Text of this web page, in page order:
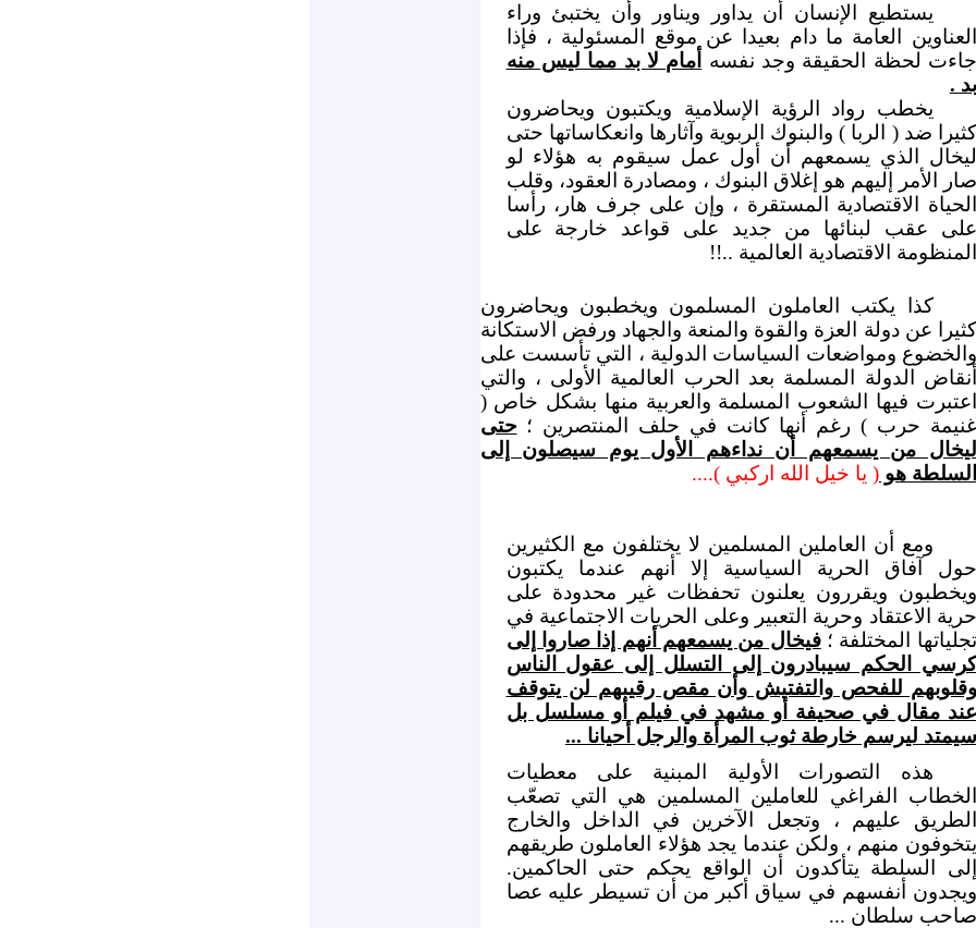
يستطيع الإنسان أن يداور ويناور وأن يختبئ وراء
العناوين العامة ما دام بعيدا عن موقع المسئولية ، فإذا
جاءت لحظة الحقيقة وجد نفسه
أمام لا بد مما ليس منه
بد .
يخطب رواد الرؤية الإسلامية ويكتبون ويحاضرون
كثيرا ضد ( الربا ) والبنوك الربوية وآثارها وانعكاساتها حتى
ليخال الذي يسمعهم أن أول عمل سيقوم به هؤلاء لو
صار الأمر إليهم هو إغلاق البنوك ، ومصادرة العقود، وقلب
الحياة الاقتصادية المستقرة ، وإن على جرف هار، رأسا
على عقب لبنائها من جديد على قواعد خارجة على
المنظومة الاقتصادية العالمية ..!!
كذا يكتب العاملون المسلمون ويخطبون ويحاضرون
كثيرا عن دولة العزة والقوة والمنعة والجهاد ورفض الاستكانة
والخضوع ومواضعات السياسات الدولية ، التي تأسست على
أنقاض الدولة المسلمة بعد الحرب العالمية الأولى ، والتي
اعتبرت فيها الشعوب المسلمة والعربية منها بشكل خاص (
غنيمة حرب ) رغم أنها كانت في حلف المنتصرين ؛حتى
ليخال من يسمعهم أن نداءهم الأول يوم سيصلون إلى
السلطة هو( يا خيل الله اركبي )....
ومع أن العاملين المسلمين لا يختلفون مع الكثيرين
حول آفاق الحرية السياسية إلا أنهم عندما يكتبون
ويخطبون ويقررون يعلنون تحفظات غير محدودة على
حرية الاعتقاد وحرية التعبير وعلى الحريات الاجتماعية في
تجلياتها المختلفة ؛فيخال من يسمعهم أنهم إذا صاروا إلى
كرسي الحكم سيبادرون إلى التسلل إلى عقول الناس
وقلوبهم للفحص والتفتيش وأن مقص رقيبهم لن يتوقف
عند مقال في صحيفة أو مشهد في فيلم أو مسلسل بل
سيمتد ليرسم خارطة ثوب المرأة والرجل أحيانا ...
هذه التصورات الأولية المبنية على معطيات
الخطاب الفراغي للعاملين المسلمين هي التي تصعّب
الطريق عليهم ، وتجعل الآخرين في الداخل والخارج
يتخوفون منهم ، ولكن عندما يجد هؤلاء العاملون طريقهم
إلى السلطة يتأكدون أن الواقع يحكم حتى الحاكمين.
ويجدون أنفسهم في سياق أكبر من أن تسيطر عليه عصا
صاحب سلطان ...